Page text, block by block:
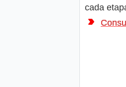
cada